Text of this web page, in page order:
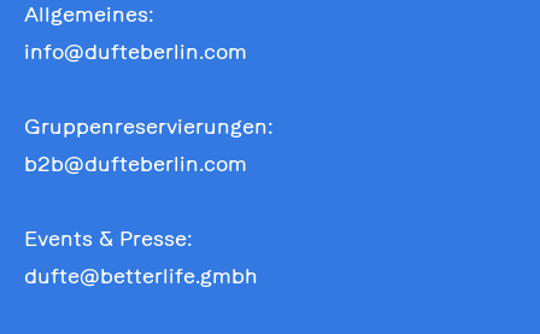
Allgemeines:
info@dufteberlin.com
Gruppenreservierungen:
b2b@dufteberlin.com
Events & Presse:
dufte@betterlife.gmbh